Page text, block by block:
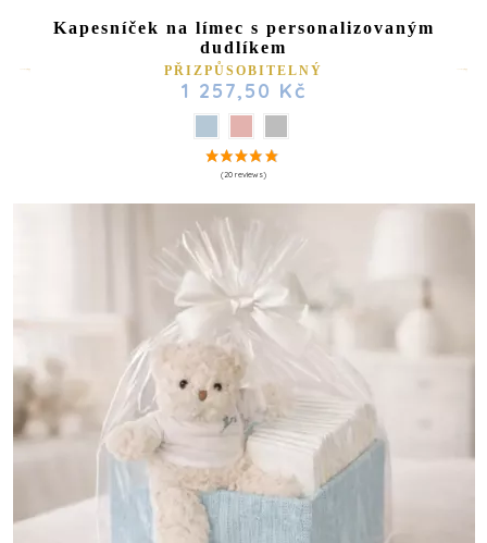
Kapesníček na límec s personalizovaným
dudlíkem
PŘIZPŮSOBITELNÝ
1 257,50 Kč